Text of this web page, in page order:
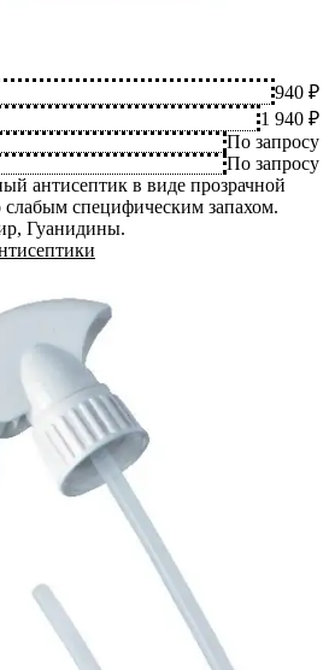
940 ₽
1 940 ₽
По запросу
По запросу
антисептик в виде прозрачной
слабым специфическим запахом.
Гуанидины.